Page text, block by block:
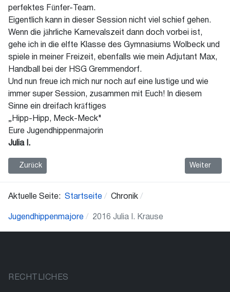
perfektes Fünfer-Team.
Eigentlich kann in dieser Session nicht viel schief gehen.
Wenn die jährliche Karnevalszeit dann doch vorbei ist,
gehe ich in die elfte Klasse des Gymnasiums Wolbeck und
spiele in meiner Freizeit, ebenfalls wie mein Adjutant Max,
Handball bei der HSG Gremmendorf.
Und nun freue ich mich nur noch auf eine lustige und wie
immer super Session, zusammen mit Euch! In diesem
Sinne ein dreifach kräftiges
„Hipp-Hipp, Meck-Meck"
Eure Jugendhippenmajorin
Julia I.
Vorheriger Beitrag: 2017 Kristin I. Steinbrede
Zurück Nächster
Weiter
Aktuelle Seite: Startseite Chronik
Jugendhippenmajore 2016 Julia I. Krause
RECHTLICHES